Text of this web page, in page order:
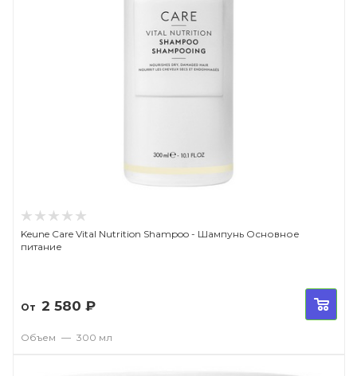
Keune Care Vital Nutrition Shampoo - Шампунь Основное
питание
От 2 580 ₽
Объем — 300 мл